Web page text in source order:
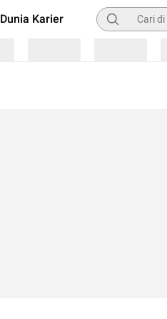
Dunia Karier Pencarian